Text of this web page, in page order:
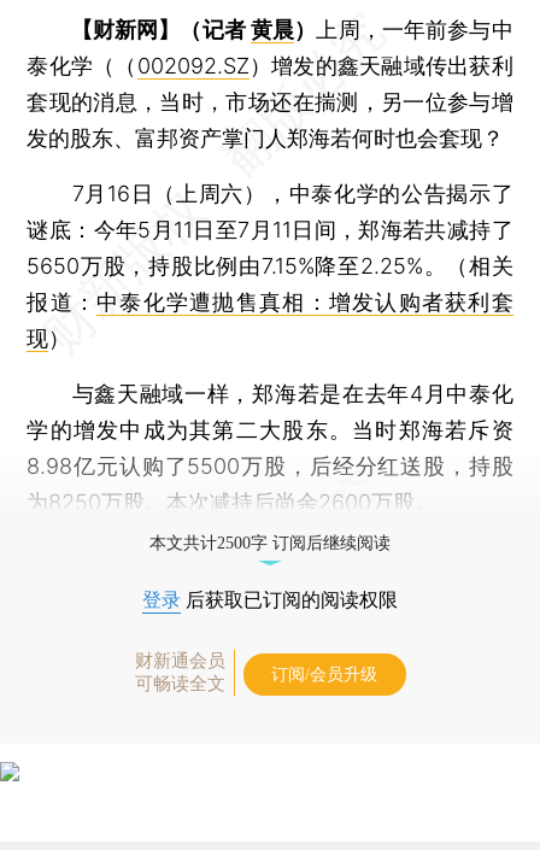
【财新网】（记者黄晨）
上周，一年前参与中
泰化学（（ 002092.SZ）增发的鑫天融域传出获利
套现的消息，当时，市场还在揣测，另一位参与增
发的股东、富邦资产掌门人郑海若何时也会套现？
7月16日（上周六），中泰化学的公告揭示了
谜底：今年5月11日至7月11日间，郑海若共减持了
5650万股，持股比例由7.15%降至2.25%。（相关
报道： 中泰化学遭抛售真相：增发认购者获利套
现）
与鑫天融域一样，郑海若是在去年4月中泰化
学的增发中成为其第二大股东。当时郑海若斥资
8.98亿元认购了5500万股，后经分红送股，持股
为8250万股。本次减持后尚余2600万股。
本文共计2500字 订阅后继续阅读
登录 后获取已订阅的阅读权限
财新通会员
可畅读全文
订阅/会员升级